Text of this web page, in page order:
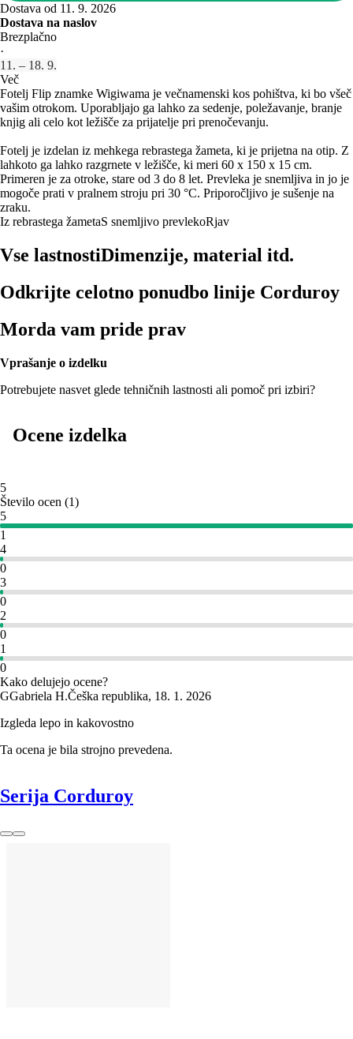
Dostava od 11. 9. 2026
Dostava na naslov
Brezplačno
·
11. – 18. 9.
Več
Fotelj Flip znamke Wigiwama je večnamenski kos pohištva, ki bo všeč
vašim otrokom. Uporabljajo ga lahko za sedenje, poležavanje, branje
knjig ali celo kot ležišče za prijatelje pri prenočevanju.
Fotelj je izdelan iz mehkega rebrastega žameta, ki je prijetna na otip. Z
lahkoto ga lahko razgrnete v ležišče, ki meri 60 x 150 x 15 cm.
Primeren je za otroke, stare od 3 do 8 let. Prevleka je snemljiva in jo je
mogoče prati v pralnem stroju pri 30 °C. Priporočljivo je sušenje na
zraku.
Iz rebrastega žametaS snemljivo prevlekoRjav
Vse lastnostiDimenzije, material itd.
Odkrijte celotno ponudbo linije Corduroy
Morda vam pride prav
Vprašanje o izdelku
Potrebujete nasvet glede tehničnih lastnosti ali pomoč pri izbiri?
Ocene izdelka
5
Število ocen (1)
5
1
4
0
3
0
2
0
1
0
Kako delujejo ocene?
GGabriela H.Češka republika, 18. 1. 2026
Izgleda lepo in kakovostno
Ta ocena je bila strojno prevedena.
Serija Corduroy